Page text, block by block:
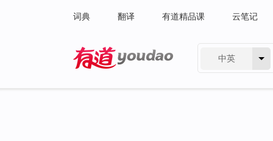
词典 翻译 有道精品课 云笔记
中英